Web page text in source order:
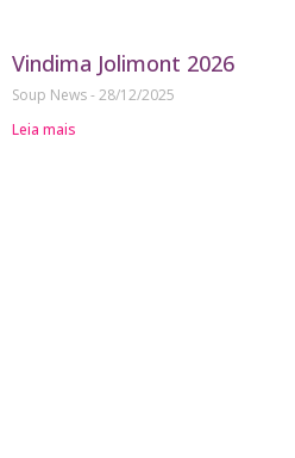
Vindima Jolimont 2026
Soup News 28/12/2025
Leia mais